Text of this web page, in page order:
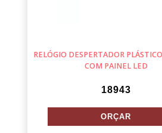
RELÓGIO DESPERTADOR
COM PAINEL LED
18943